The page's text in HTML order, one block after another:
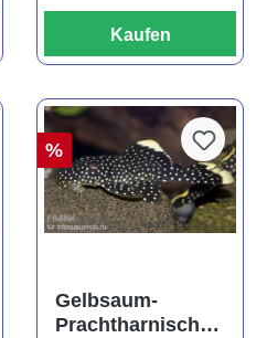
Kaufen
von 5 von 5 Sternen
%
Gelbsaum-
Prachtharnischw